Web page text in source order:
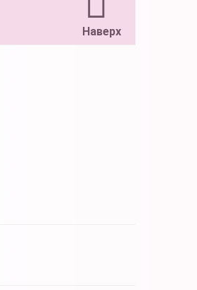
Наверх